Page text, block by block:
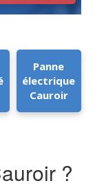
Panne
électrique
Cauroir
?